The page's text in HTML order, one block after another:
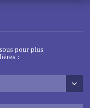
pour plus
: